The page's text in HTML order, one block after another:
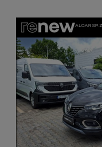
ALCAR SP.